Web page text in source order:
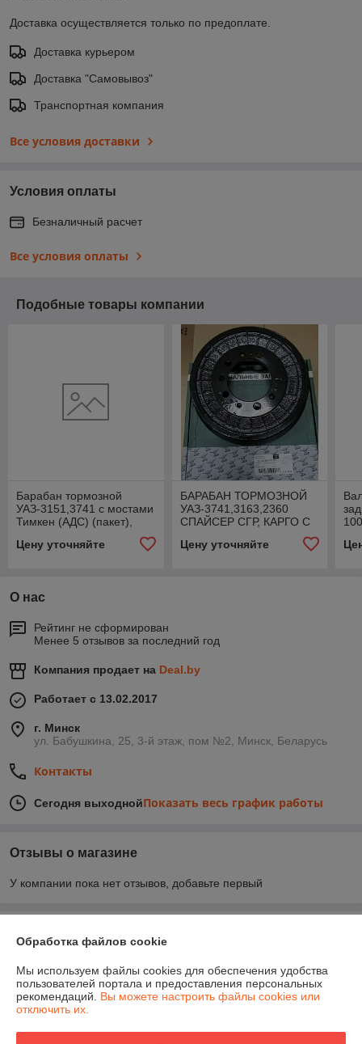
Доставка осуществляется только по предоплате.
Доставка курьером
Доставка "Самовывоз"
Транспортная компания
Все условия доставки
Условия оплаты
Безналичный расчет
Все условия оплаты
Подобные товары компании
Барабан тормозной
УАЗ-3151,3741 с мостами
Тимкен (АДС) (пакет),
42000.046900-3501070-
01
Цену уточняйте
БАРАБАН ТОРМОЗНОЙ
УАЗ-3741,3163,2360
СПАЙСЕР СГР, КАРГО С
АБС, 315100350107095
Цену уточняйте
00
О нас
Рейтинг не сформирован
Менее 5 отзывов за последний год
Компания продает на Deal.by
Работает с 13.02.2017
г. Минск
ул. Бабушкина, 25, 3-й этаж, пом №2, Минск, Беларусь
Контакты
Сегодня выходнойПоказать весь график работы
Отзывы о магазине
У компании пока нет отзывов, добавьте первый
Контакты
Доставка и оплата
Обработка файлов cookie
Мы используем файлы cookies для обеспечения удобства
пользователей портала и предоставления персональных
рекомендаций. Вы можете настроить файлы cookies или
отключить их.